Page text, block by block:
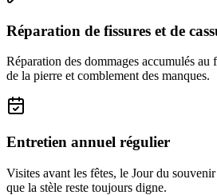
Réparation de fissures et de
Réparation des dommages accumulés au
de la pierre et comblement des manques.
Entretien annuel régulier
Visites avant les fêtes, le Jour du
que la stèle reste toujours digne.